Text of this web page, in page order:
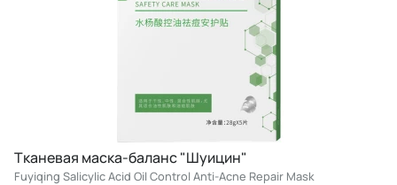
Тканевая маска-баланс "Шуицин"
Fuyiqing Salicylic Acid Oil Control Anti-Acne Repair Mask